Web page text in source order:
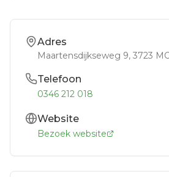
Adres
Maartensdijkseweg 9, 3723
Telefoon
0346 212 018
Website
Bezoek website